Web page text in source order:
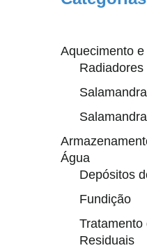
Aquecimento
Radiadores
Água
Depósitos
Fundição
Tratamento
Residuais